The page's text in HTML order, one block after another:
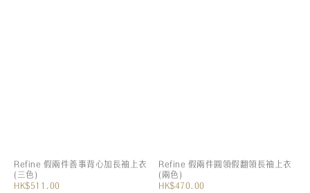
Refine 假兩件善事背心加長袖上衣
(三色)
HK$511.00
Refine 假兩件圓領假翻領長袖上衣
(兩色)
HK$470.00